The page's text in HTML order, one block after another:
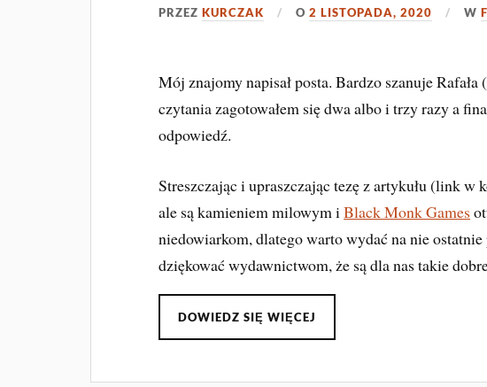
PRZEZKURCZAK O2 LISTOPADA, 2020 W
Mój znajomy napisał posta. Bardzo szanuje
czytania zagotowałem się dwa albo i trzy razy a
odpowiedź.
Streszczając i upraszczając tezę z artykułu (link w
ale są kamieniem milowym iBlack Monk Games
niedowiarkom, dlatego warto wydać na nie
dziękować wydawnictwom, że są dla nas takie
DOWIEDZ SIĘ WIĘCEJ